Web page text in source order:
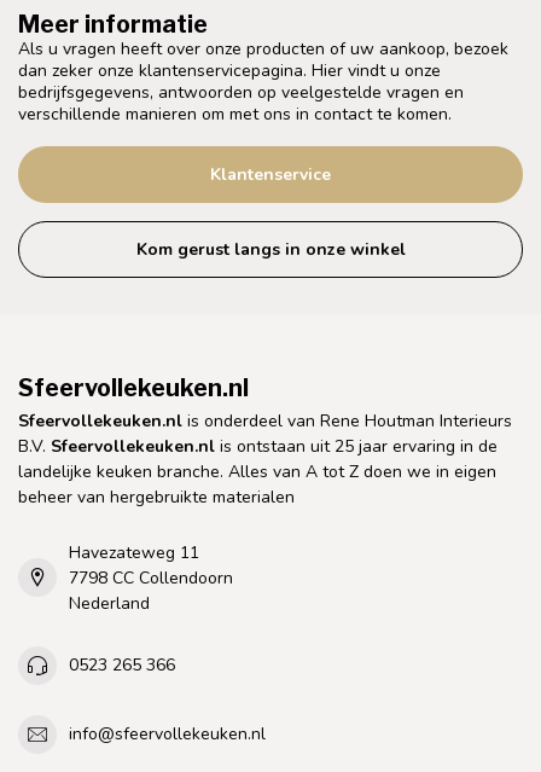
Meer informatie
Als u vragen heeft over onze producten of uw aankoop, bezoek
dan zeker onze klantenservicepagina. Hier vindt u onze
bedrijfsgegevens, antwoorden op veelgestelde vragen en
verschillende manieren om met ons in contact te komen.
Klantenservice
Kom gerust langs in onze winkel
Sfeervollekeuken.nl
Sfeervollekeuken.nl is onderdeel van Rene Houtman Interieurs
B.V. Sfeervollekeuken.nl is ontstaan uit 25 jaar ervaring in de
landelijke keuken branche. Alles van A tot Z doen we in eigen
beheer van hergebruikte materialen
Havezateweg 11
7798 CC Collendoorn
Nederland
0523 265 366
info@sfeervollekeuken.nl